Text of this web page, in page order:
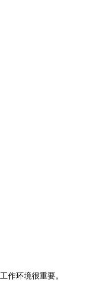
作环境很重要。